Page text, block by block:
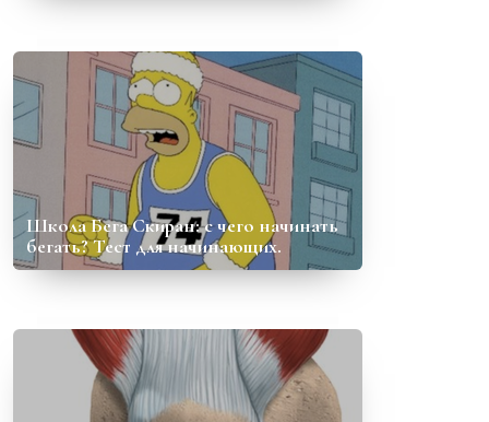
Школа Бега Скиран: с чего начинать
бегать? Тест для начинающих.